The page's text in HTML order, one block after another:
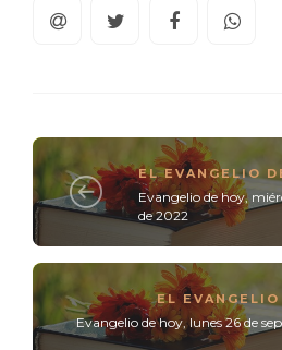
EL EVANGELIO
Evangelio de hoy,
de 2022
EL
Evangelio de hoy, lunes 26 de